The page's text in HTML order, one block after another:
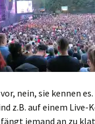
nein, sie kennen
z.B. auf einem Live-
jemand an zu